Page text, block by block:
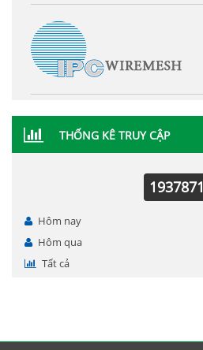
THỐNG KÊ TRUY CẬP
1937871
Hôm nay
Hôm qua
Tất cả